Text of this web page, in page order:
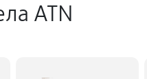
ATN